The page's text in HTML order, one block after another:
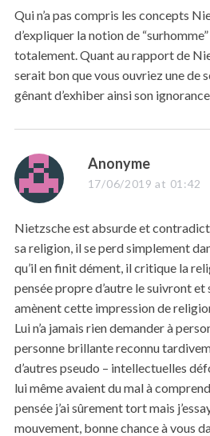
s
:
Qui n’a pas compris les concepts
d’expliquer la notion de
totalement. Quant au rapport de
serait bon que vous ouvriez une de
gênant d’exhiber ainsi son
s
a
s
:
Anonyme
17/06/2019 at 01:42
Nietzsche est absurde et
sa religion, il se perd simplement
qu’il en finit dément, il critique la
pensée propre d’autre le suivront et
amènent cette impression de
Lui n’a jamais rien demander à
personne brillante reconnu
d’autres pseudo – intellectuelles
lui même avaient du mal à
pensée j’ai sûrement tort mais
mouvement, bonne chance à vous